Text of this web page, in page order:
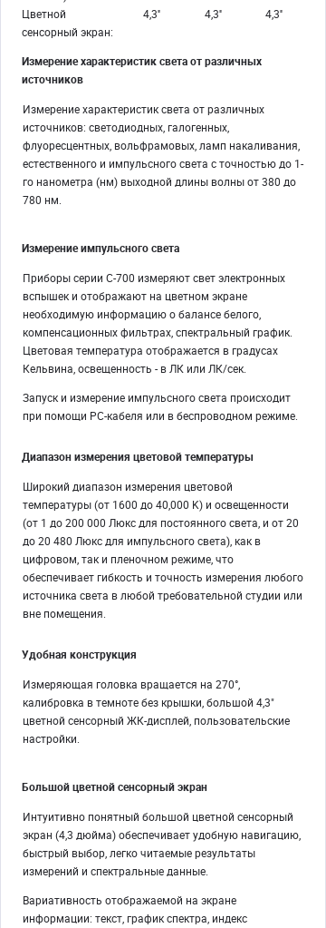
Цветной
сенсорный экран:
4,3'' 4,3'' 4,3''
Измерение характеристик света от различных
источников
Измерение характеристик света от различных
источников: светодиодных, галогенных,
флуоресцентных, вольфрамовых, ламп накаливания,
естественного и импульсного света с точностью до 1-
го нанометра (нм) выходной длины волны от 380 до
780 нм.
Измерение импульсного света
Приборы серии C-700 измеряют свет электронных
вспышек и отображают на цветном экране
необходимую информацию о балансе белого,
компенсационных фильтрах, спектральный график.
Цветовая температура отображается в градусах
Кельвина, освещенность - в ЛК или ЛК/сек.
Запуск и измерение импульсного света происходит
при помощи PC-кабеля или в беспроводном режиме.
Диапазон измерения цветовой температуры
Широкий диапазон измерения цветовой
температуры (от 1600 до 40,000 K) и освещенности
(от 1 до 200 000 Люкс для постоянного света, и от 20
до 20 480 Люкс для импульсного света), как в
цифровом, так и пленочном режиме, что
обеспечивает гибкость и точность измерения любого
источника света в любой требовательной студии или
вне помещения.
Удобная конструкция
Измеряющая головка вращается на 270°,
калибровка в темноте без крышки, большой 4,3"
цветной сенсорный ЖК-дисплей, пользовательские
настройки.
Большой цветной сенсорный экран
Интуитивно понятный большой цветной сенсорный
экран (4,3 дюйма) обеспечивает удобную навигацию,
быстрый выбор, легко читаемые результаты
измерений и спектральные данные.
Вариативность отображаемой на экране
информации: текст, график спектра, индекс